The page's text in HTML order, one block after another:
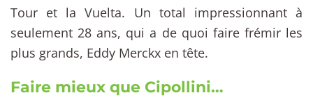
Tour et la Vuelta. Un total impressionnant à
seulement 28 ans, qui a de quoi faire frémir les
plus grands, Eddy Merckx en tête.
Faire mieux que Cipollini…